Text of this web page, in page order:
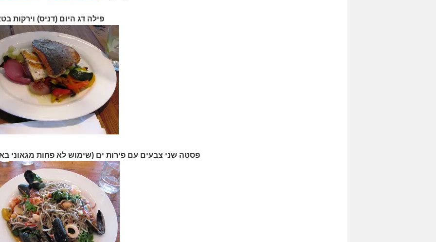
פילה דג היום (דניס) וירקות
פסטה שני צבעים עם פירות ים (שימוש לא פחות מגאוני